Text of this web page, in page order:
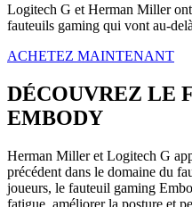
Logitech G et Herman Miller
fauteuils gaming qui vont au-
ACHETEZ MAINTENANT
DÉCOUVREZ LE
EMBODY
Herman Miller et Logitech G
précédent dans le domaine du
joueurs, le fauteuil gaming
fatigue, améliorer la posture et